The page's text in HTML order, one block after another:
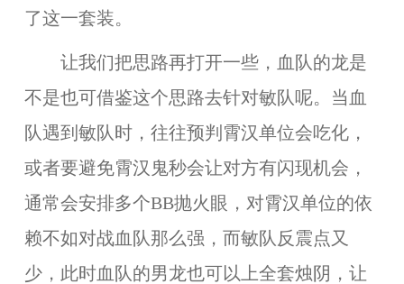
了这一套装。
让我们把思路再打开一些，血队的龙是
不是也可借鉴这个思路去针对敏队呢。当血
队遇到敏队时，往往预判霄汉单位会吃化，
或者要避免霄汉鬼秒会让对方有闪现机会，
通常会安排多个BB抛火眼，对霄汉单位的依
赖不如对战血队那么强，而敏队反震点又
少，此时血队的男龙也可以上全套烛阴，让